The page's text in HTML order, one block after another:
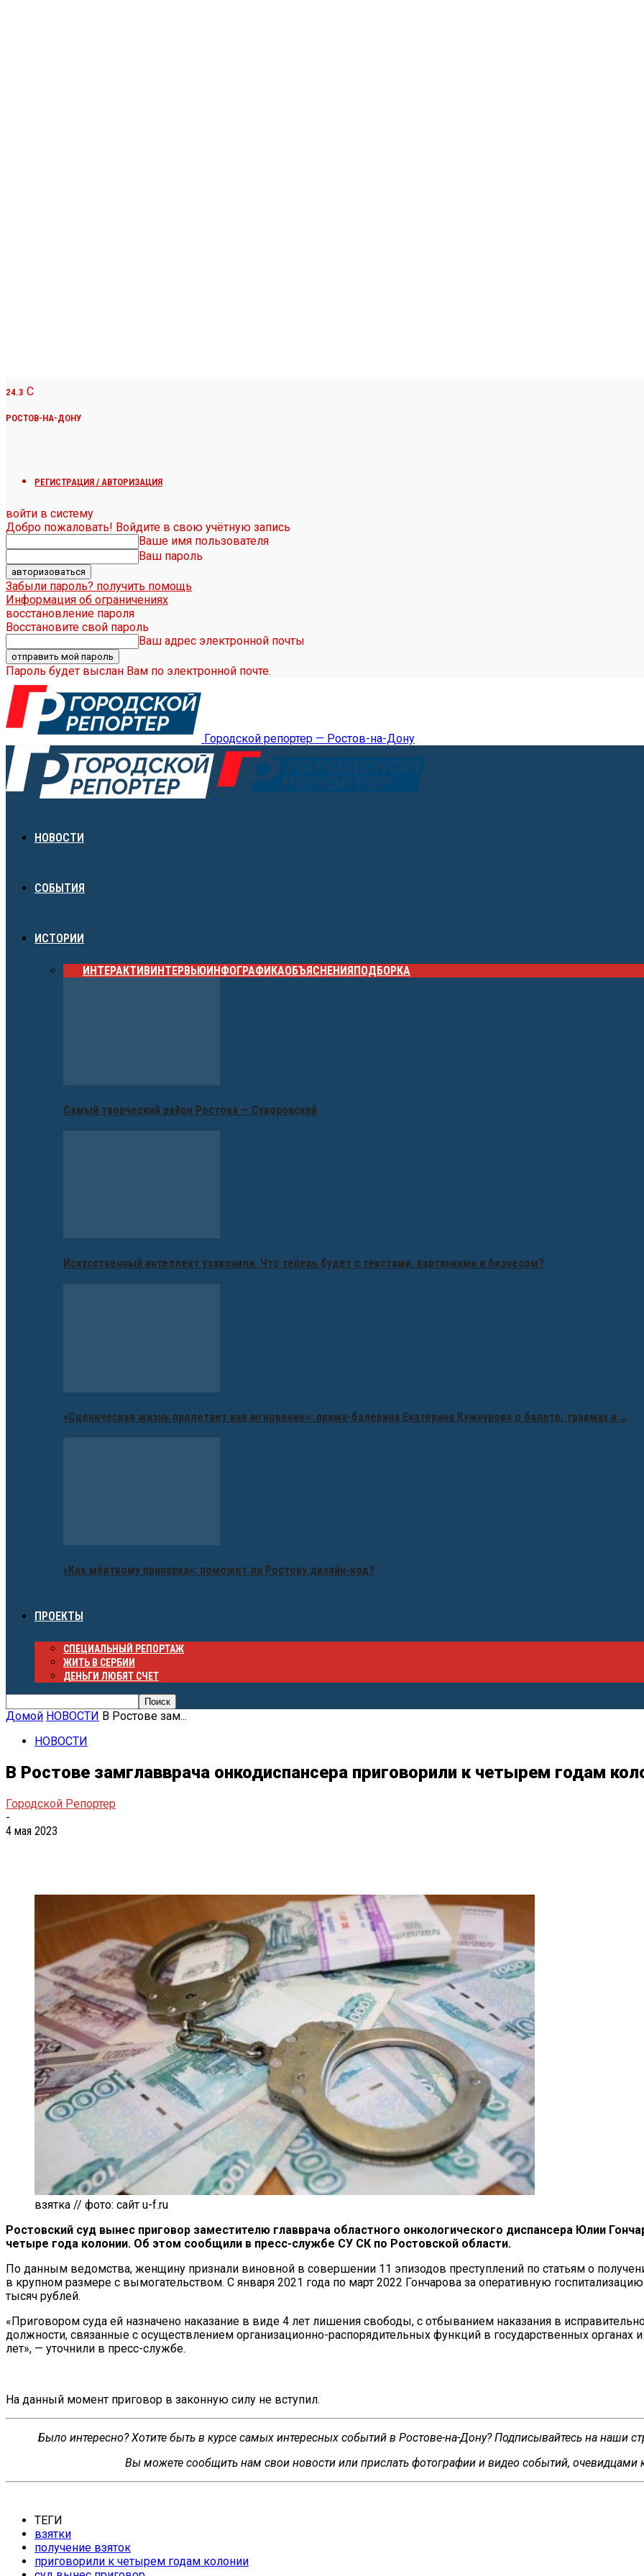
24.3 C
РОСТОВ-НА-ДОНУ
РЕГИСТРАЦИЯ / АВТОРИЗАЦИЯ
войти в систему
Добро пожаловать! Войдите в свою учётную запись
Ваше имя пользователя
Ваш пароль
Забыли пароль? получить помощь
Информация об ограничениях
восстановление пароля
Восстановите свой пароль
Ваш адрес электронной почты
Пароль будет выслан Вам по электронной почте.
Городской репортер — Ростов-на-Дону
НОВОСТИ
СОБЫТИЯ
ИСТОРИИ
ИНТЕРАКТИВИНТЕРВЬЮИНФОГРАФИКАОБЪЯСНЕНИЯПОДБОРКА
Самый творческий район Ростова — Суворовский
Искусственный интеллект узаконили. Что теперь будет с текстами, картинками и бизнесом?
«Сценическая жизнь пролетает как мгновение»: прима-балерина Екатерина Кужнурова о балете, травмах и …
«Как мёртвому припарка»: поможет ли Ростову дизайн-код?
ПРОЕКТЫ
СПЕЦИАЛЬНЫЙ РЕПОРТАЖ
ЖИТЬ В СЕРБИИ
ДЕНЬГИ ЛЮБЯТ СЧЕТ
Домой НОВОСТИ В Ростове зам...
НОВОСТИ
В Ростове замглавврача онкодиспансера приговорили к четырем годам
Городской Репортер
-
4 мая 2023
взятка // фото: сайт u-f.ru
Ростовский суд вынес приговор заместителю главврача областного онкологического диспансера Юлии
четыре года колонии. Об этом сообщили в пресс-службе СУ СК по Ростовской области.
По данным ведомства, женщину признали виновной в совершении 11 эпизодов преступлений по статьям о
в крупном размере с вымогательством. С января 2021 года по март 2022 Гончарова за оперативную
тысяч рублей.
«Приговором суда ей назначено наказание в виде 4 лет лишения свободы, с отбыванием наказания в
должности, связанные с осуществлением организационно-распорядительных функций в государственных органах
лет», — уточнили в пресс-службе.
На данный момент приговор в законную силу не вступил.
Было интересно? Хотите быть в курсе самых интересных событий в Ростове-на-Дону? Подписывайтесь на наши
Вы можете сообщить нам свои новости или прислать фотографии и видео событий, очевидцами
ТЕГИ
взятки
получение взяток
приговорили к четырем годам колонии